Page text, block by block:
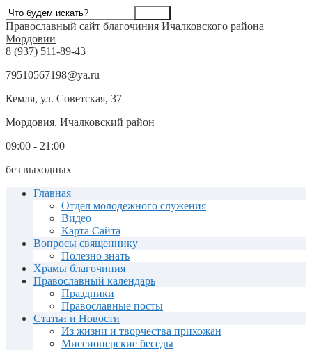
Православный сайт благочиния Ичалковского района
Мордовии
8 (937) 511-89-43
79510567198@ya.ru
Кемля, ул. Советская, 37
Мордовия, Ичалковский район
09:00 - 21:00
без выходных
Главная
Отдел молодежного служения
Видео
Карта Сайта
Вопросы священнику
Полезно знать
Храмы благочиния
Православный календарь
Праздники
Православные посты
Статьи и Новости
Из жизни и творчества прихожан
Миссионерские беседы